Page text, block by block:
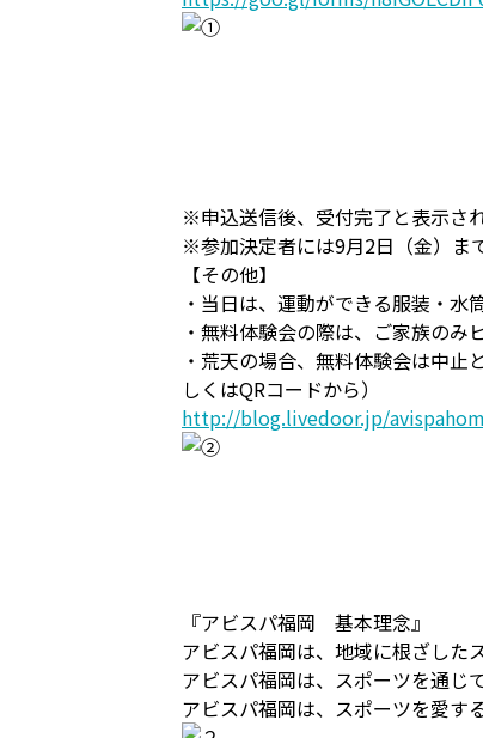
※申込送信後、受付完了と表示さ
※参加決定者には9月2日（金）ま
【その他】
・当日は、運動ができる服装・水
・無料体験会の際は、ご家族のみ
・荒天の場合、無料体験会は中
しくはQRコードから）
http://blog.livedoor.jp/
『アビスパ福岡 基本理念』
アビスパ福岡は、地域に根ざした
アビスパ福岡は、スポーツを通じ
アビスパ福岡は、スポーツを愛す